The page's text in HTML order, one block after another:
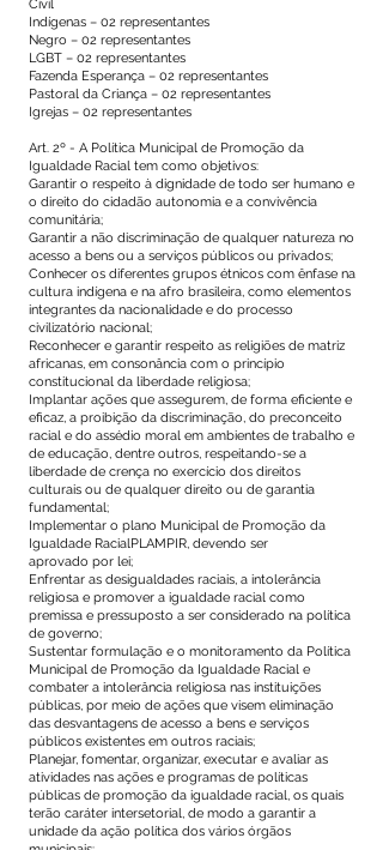
Civil
Indígenas – 02 representantes
Negro – 02 representantes
LGBT – 02 representantes
Fazenda Esperança – 02 representantes
Pastoral da Criança – 02 representantes
Igrejas – 02 representantes
Art. 2º - A Política Municipal de Promoção da
Igualdade Racial tem como objetivos:
Garantir o respeito à dignidade de todo ser humano e
o direito do cidadão autonomia e a convivência
comunitária;
Garantir a não discriminação de qualquer natureza no
acesso a bens ou a serviços públicos ou privados;
Conhecer os diferentes grupos étnicos com ênfase na
cultura indígena e na afro brasileira, como elementos
integrantes da nacionalidade e do processo
civilizatório nacional;
Reconhecer e garantir respeito as religiões de matriz
africanas, em consonância com o princípio
constitucional da liberdade religiosa;
Implantar ações que assegurem, de forma eficiente e
eficaz, a proibição da discriminação, do preconceito
racial e do assédio moral em ambientes de trabalho e
de educação, dentre outros, respeitando-se a
liberdade de crença no exercício dos direitos
culturais ou de qualquer direito ou de garantia
fundamental;
Implementar o plano Municipal de Promoção da
Igualdade RacialPLAMPIR, devendo ser
aprovado por lei;
Enfrentar as desigualdades raciais, a intolerância
religiosa e promover a igualdade racial como
premissa e pressuposto a ser considerado na política
de governo;
Sustentar formulação e o monitoramento da Política
Municipal de Promoção da Igualdade Racial e
combater a intolerância religiosa nas instituições
públicas, por meio de ações que visem eliminação
das desvantagens de acesso a bens e serviços
públicos existentes em outros raciais;
Planejar, fomentar, organizar, executar e avaliar as
atividades nas ações e programas de políticas
públicas de promoção da igualdade racial, os quais
terão caráter intersetorial, de modo a garantir a
unidade da ação política dos vários órgãos